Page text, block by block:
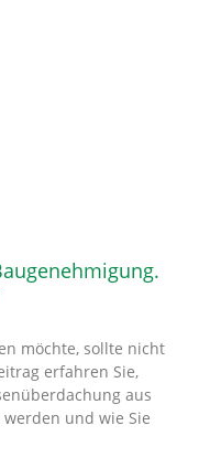
möchte, sollte nicht
erfahren Sie,
aus
und wie Sie